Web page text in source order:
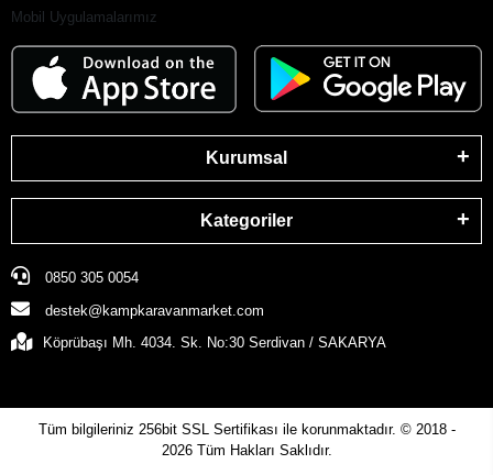
Mobil Uygulamalarımız
Kurumsal
Kategoriler
0850 305 0054
destek@kampkaravanmarket.com
Köprübaşı Mh. 4034. Sk. No:30 Serdivan / SAKARYA
Tüm bilgileriniz 256bit SSL Sertifikası ile korunmaktadır. © 2018 -
2026 Tüm Hakları Saklıdır.